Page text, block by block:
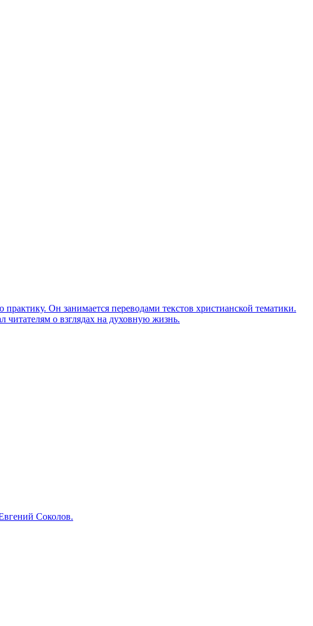
Он занимается переводами текстов христианской тематики.
читателям о взглядах на духовную жизнь.
Соколов.